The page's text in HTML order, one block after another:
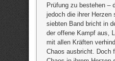
Prüfung zu bestehen –
jedoch die ihrer Herzen
siebten Band bricht in
der offene Kampf aus,
mit allen Kräften
Chaos ausbricht. Doch